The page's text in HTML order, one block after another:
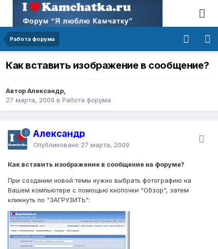
Работа форума
Как вставить изображение в сообщение?
Автор Александр,
27 марта, 2009 в Работа форума
Александр
Опубликовано 27 марта, 2009
Как вставить изображение в сообщение на форуме?
При создании новой темы нужно выбрать фотографию на
Вашем компьютере с помощью кнопочки "Обзор", затем
кликнуть по "ЗАГРУЗИТЬ":